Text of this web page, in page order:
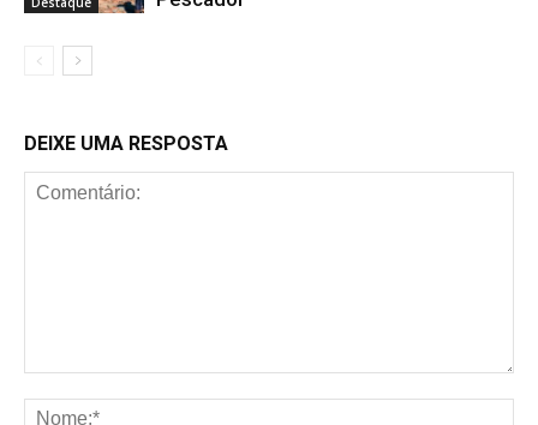
DEIXE UMA RESPOSTA